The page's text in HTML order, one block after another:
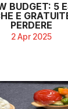
BUDGET: 5
E
PERDERE
2 Apr 2025